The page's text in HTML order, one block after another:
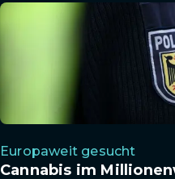
Europaweit gesucht
Cannabis im